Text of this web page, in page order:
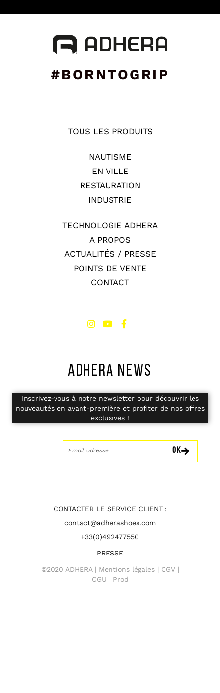
#BORNTOGRIP
TOUS LES PRODUITS
NAUTISME
EN VILLE
RESTAURATION
INDUSTRIE
TECHNOLOGIE ADHERA
A PROPOS
ACTUALITÉS / PRESSE
POINTS DE VENTE
CONTACT
ADHERA NEWS
Inscrivez-vous à notre newsletter pour découvrir les
nouveautés en avant-première et profiter de nos offres
exclusives !
OK
©2020 ADHERA | Mentions légales| CGV|
CGU | Prod
CONTACTER LE SERVICE CLIENT :
contact@adherashoes.com
+33(0)492477550
PRESSE